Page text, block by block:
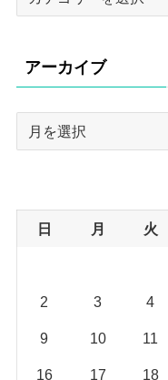
ー
アーカイブ
ブ
日 月 火
2 3 4
9 10 11
16 17 18